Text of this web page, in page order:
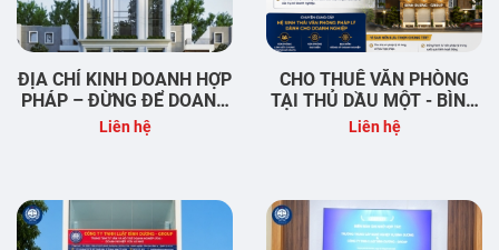
ĐỊA CHỈ KINH DOANH HỢP
PHÁP – ĐỪNG ĐỂ DOANH
NGHIỆP MỚI THÀNH LẬP
GẶP RỦI RO NGAY TỪ
Liên hệ
CHO THUÊ VĂN PHÒNG
TẠI THỦ DẦU MỘT - BÌNH
DƯƠNG
Liên hệ